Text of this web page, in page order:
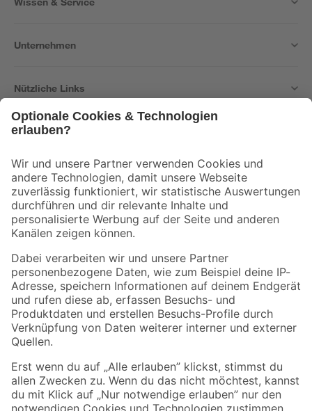
Unternehmen
Nützliche Links
Der toom Newsletter: Keine Angebote und Aktionen mehr verpassen!
Zur Newsletter Anmeldung
Folge uns
Zahlungsarten Versandarten
Sicher einkaufen
Jetzt die toom-App herunterladen